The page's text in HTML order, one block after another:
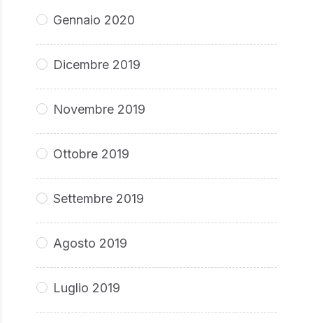
Gennaio 2020
Dicembre 2019
Novembre 2019
Ottobre 2019
Settembre 2019
Agosto 2019
Luglio 2019